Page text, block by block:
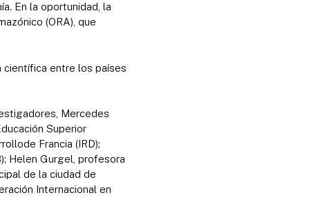
En la oportunidad, la
(ORA), que
científica entre los países
Mercedes
Superior
Francia (IRD);
Helen Gurgel, profesora
de la ciudad de
Internacional en